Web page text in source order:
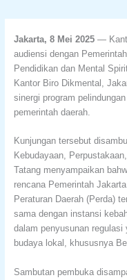
Jakarta, 8 Mei 2025—
audiensi dengan
Pendidikan dan Mental
Kantor Biro Dikmental,
sinergi program
pemerintah daerah.
Kunjungan tersebut
Kebudayaan,
Tatang menyampaikan
rencana Pemerintah
Peraturan Daerah (Perda)
sama dengan instansi
dalam penyusunan
budaya lokal, khususnya
Sambutan pembuka